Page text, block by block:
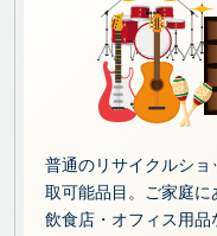
普通のリサイクルシ
取可能品目。ご家庭に
飲食店・オフィス用